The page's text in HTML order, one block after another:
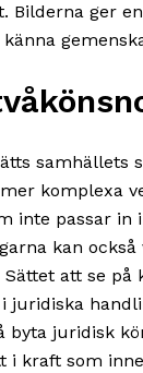
Bilderna ger
samhällets
komplexa
inte passar in
kan
att se på
juridiska
juridisk
i kraft som